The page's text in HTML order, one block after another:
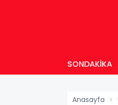
SONDAKİKA
Anasayfa